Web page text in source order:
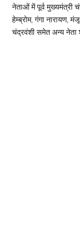
नेताओं में पूर्व मुख्यमंत्री
हेम्ब्रोम, गंगा नारायण,
चंद्रवंशी समेत अन्य नेता